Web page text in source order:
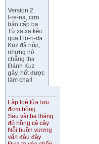
Version 2:
I-re-na, cơn
bảo cấp ba
Từ xa xa kéo
qua Flo-ri-da
Kuz đã núp,
nhưng nó
chẳng tha
Đánh Kuz
gãy, hết được
làm cha!!
Lập loè lửa lựu
đơm bông
Sau vài ba tháng
đỏ hồng cả cây
Nỗi buồn vương
vấn đâu đây